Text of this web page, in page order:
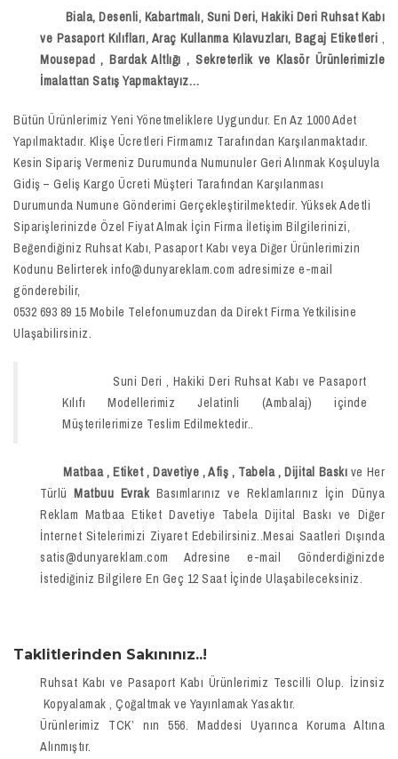
Biala, Desenli, Kabartmalı, Suni Deri, Hakiki Deri Ruhsat Kabı
ve Pasaport Kılıfları, Araç Kullanma Kılavuzları, Bagaj Etiketleri ,
Mousepad ,Bardak Altlığı , Sekreterlik ve KlasörÜrünlerimizle
İmalattan Satış Yapmaktayız…
Bütün Ürünlerimiz Yeni Yönetmeliklere Uygundur. En Az 1000 Adet
Yapılmaktadır. Klişe Ücretleri Firmamız Tarafından Karşılanmaktadır.
Kesin Sipariş Vermeniz Durumunda Numunuler Geri Alınmak Koşuluyla
Gidiş – Geliş Kargo Ücreti Müşteri Tarafından Karşılanması
Durumunda Numune Gönderimi Gerçekleştirilmektedir. Yüksek Adetli
Siparişlerinizde Özel Fiyat Almak İçin Firma İletişim Bilgilerinizi,
Beğendiğiniz Ruhsat Kabı, Pasaport Kabı veya Diğer Ürünlerimizin
Kodunu Belirterek info@dunyareklam.com adresimize e-mail
gönderebilir,
0532 693 89 15 Mobile Telefonumuzdan da Direkt Firma Yetkilisine
Ulaşabilirsiniz.
Suni Deri , Hakiki Deri Ruhsat Kabı ve Pasaport
Kılıfı Modellerimiz Jelatinli (Ambalaj) içinde
Müşterilerimize Teslim Edilmektedir..
Matbaa , Etiket , Davetiye , Afiş , Tabela , Dijital Baskı ve Her
TürlüMatbuu EvrakBasımlarınız ve Reklamlarınız İçin Dünya
Reklam Matbaa Etiket Davetiye Tabela Dijital Baskı ve Diğer
İnternet Sitelerimizi Ziyaret Edebilirsiniz..Mesai Saatleri Dışında
satis@dunyareklam.com Adresine e-mail Gönderdiğinizde
İstediğiniz Bilgilere En Geç 12 Saat İçinde Ulaşabileceksiniz.
Taklitlerinden Sakınınız..!
Ruhsat Kabı ve Pasaport Kabı Ürünlerimiz Tescilli Olup. İzinsiz
Kopyalamak , Çoğaltmak ve Yayınlamak Yasaktır.
Ürünlerimiz TCK’ nın 556. Maddesi Uyarınca Koruma Altına
Alınmıştır.